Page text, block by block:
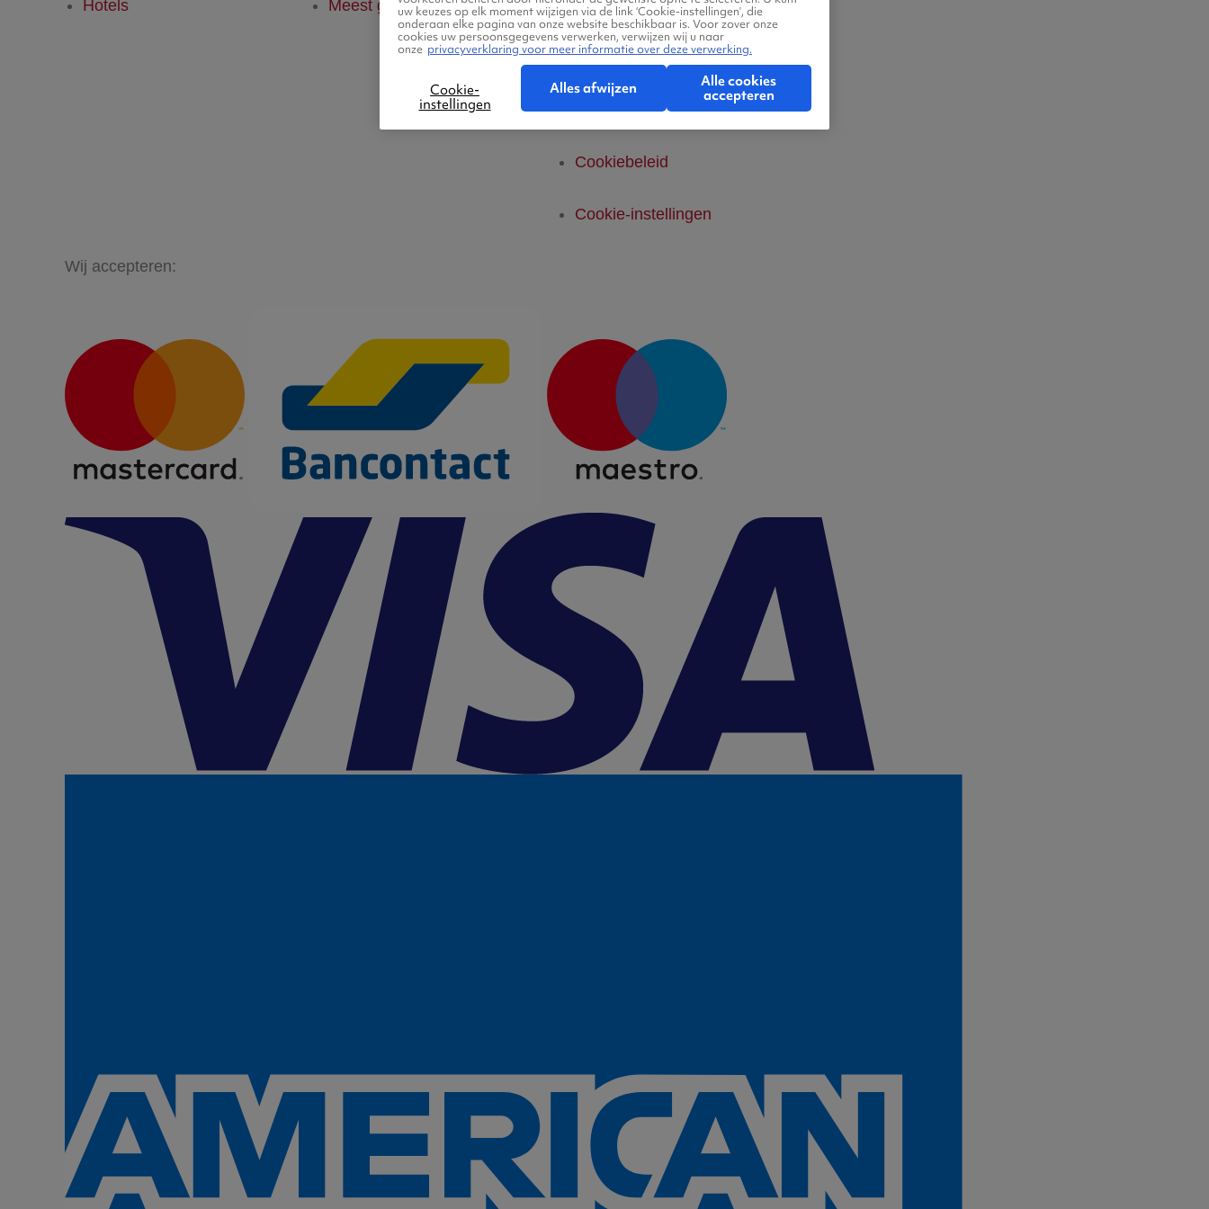
Hotels Meest gestelde vragen Privacyverklaring
Legal Notice
Platform Transparantie
Cookiebeleid
Cookie-instellingen
Wij accepteren:
uw keuzes op elk moment wijzigen via de link ‘Cookie-instellingen’, die
onderaan elke pagina van onze website beschikbaar is. Voor zover onze
cookies uw persoonsgegevens verwerken, verwijzen wij u naar
onze privacyverklaring voor meer informatie over deze verwerking.
Cookie-
instellingen
Alles afwijzen
Alle cookies
accepteren